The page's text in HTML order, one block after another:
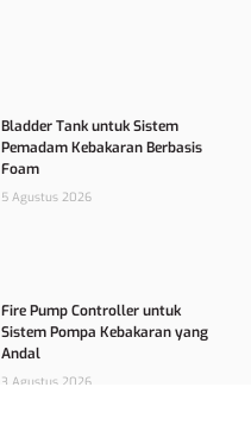
Bladder Tank untuk Sistem
Pemadam Kebakaran Berbasis
Foam
5 Agustus 2026
Fire Pump Controller untuk
Sistem Pompa Kebakaran yang
Andal
3 Agustus 2026